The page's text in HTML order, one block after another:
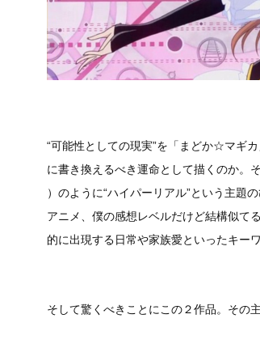
“可能性としての現実”を「まどか☆マギ
に書き換えるべき運命として描くのか。
）のように“ハイパーリアル”という主題
アニメ、僕の感想レベルだけど結構似て
的に出現する日常や家族愛といったキー
そして驚くべきことにこの２作品。その